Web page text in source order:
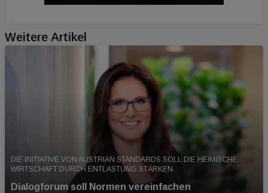
Weitere Artikel
DIE INITIATIVE VON AUSTRIAN STANDARDS SOLL DIE HEIMISCHE
WIRTSCHAFT DURCH ENTLASTUNG STÄRKEN.
Dialogforum soll Normen vereinfachen